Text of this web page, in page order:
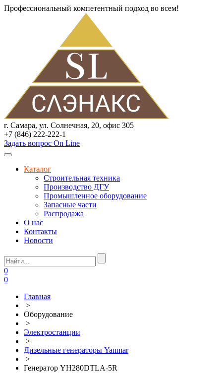
Профессиональный компетентный подход во всем!
г. Самара, ул. Солнечная, 20, офис 305
+7 (846) 222-222-1
Задать вопрос On Line
Каталог
Строительная техника
Производство ДГУ
Промышленное оборудование
Запасные части
Распродажа
О нас
Контакты
Новости
0
0
Главная
>
Оборудование
>
Электростанции
>
Дизельные генераторы Yanmar
>
Генератор YH280DTLA-5R